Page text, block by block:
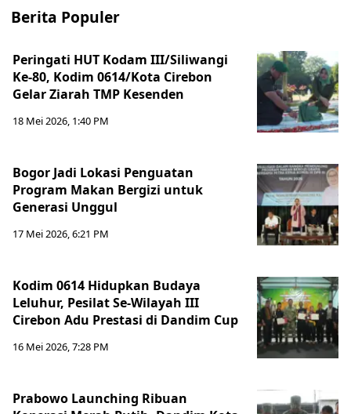
Berita Populer
Peringati HUT Kodam III/Siliwangi
Ke-80, Kodim 0614/Kota Cirebon
Gelar Ziarah TMP Kesenden
18 Mei 2026, 1:40 PM
Bogor Jadi Lokasi Penguatan
Program Makan Bergizi untuk
Generasi Unggul
17 Mei 2026, 6:21 PM
Kodim 0614 Hidupkan Budaya
Leluhur, Pesilat Se-Wilayah III
Cirebon Adu Prestasi di Dandim Cup
16 Mei 2026, 7:28 PM
Prabowo Launching Ribuan